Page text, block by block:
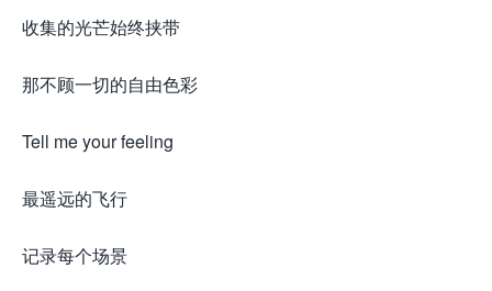
收集的光芒始终挟带
那不顾一切的自由色彩
Tell me your feeling
最遥远的飞行
记录每个场景